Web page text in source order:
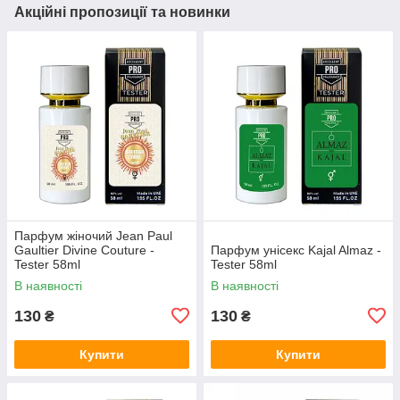
Акційні пропозиції та новинки
Парфум жіночий Jean Paul
Gaultier Divine Couture -
Tester 58ml
В наявності
130 ₴
Купити
Парфум унісекс Kajal Almaz -
Tester 58ml
В наявності
130 ₴
Купити